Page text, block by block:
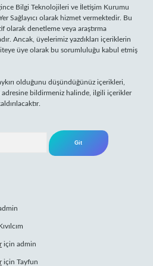
Bilgi Teknolojileri ve İletişim Kurumu
Sağlayıcı olarak hizmet vermektedir. Bu
olarak denetleme veya araştırma
Ancak, üyelerimiz yazdıkları içeriklerin
üye olarak bu sorumluluğu kabul etmiş
olduğunu düşündüğünüz içerikleri,
adresine bildirmeniz halinde, ilgili içerikler
için admin
için Tayfun